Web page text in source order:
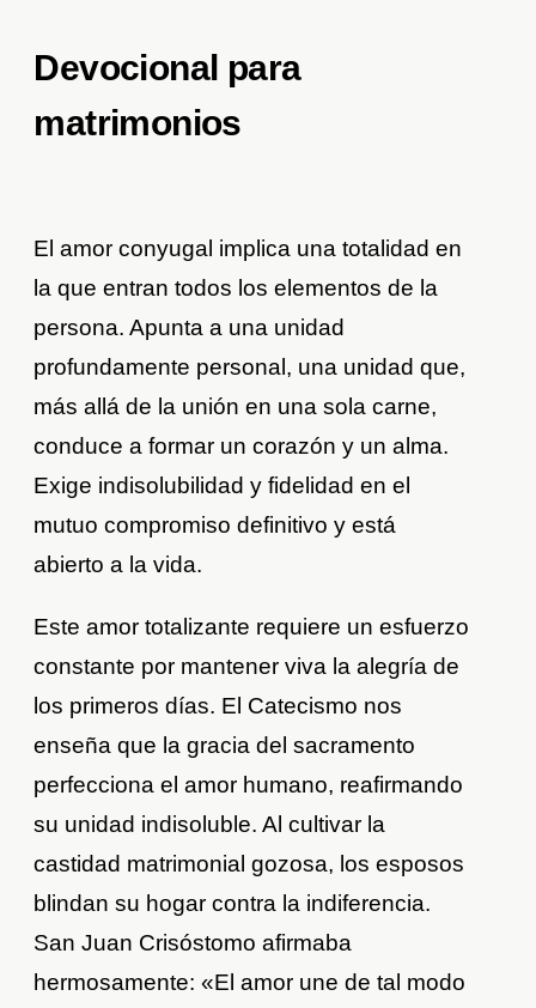
Devocional para
matrimonios
El amor conyugal implica una totalidad en
la que entran todos los elementos de la
persona. Apunta a una unidad
profundamente personal, una unidad que,
más allá de la unión en una sola carne,
conduce a formar un corazón y un alma.
Exige indisolubilidad y fidelidad en el
mutuo compromiso definitivo y está
abierto a la vida.
Este amor totalizante requiere un esfuerzo
constante por mantener viva la alegría de
los primeros días. El Catecismo nos
enseña que la gracia del sacramento
perfecciona el amor humano, reafirmando
su unidad indisoluble. Al cultivar la
castidad matrimonial gozosa, los esposos
blindan su hogar contra la indiferencia.
San Juan Crisóstomo afirmaba
hermosamente: «El amor une de tal modo